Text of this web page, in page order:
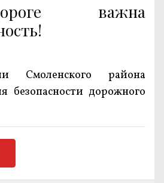
важна
Смоленского района
безопасности дорожного